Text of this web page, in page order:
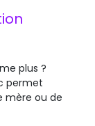
plus ?
permet
mère ou de